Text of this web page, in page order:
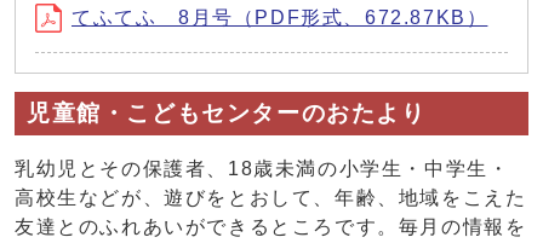
てふてふ 8月号（PDF形式、672.87KB）
児童館・こどもセンターのおたより
乳幼児とその保護者、18歳未満の小学生・中学生・
高校生などが、遊びをとおして、年齢、地域をこえた
友達とのふれあいができるところです。毎月の情報を